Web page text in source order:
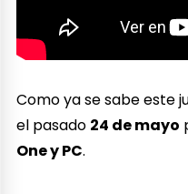
Como ya se sabe este
el pasado 24 de mayo
One y PC.